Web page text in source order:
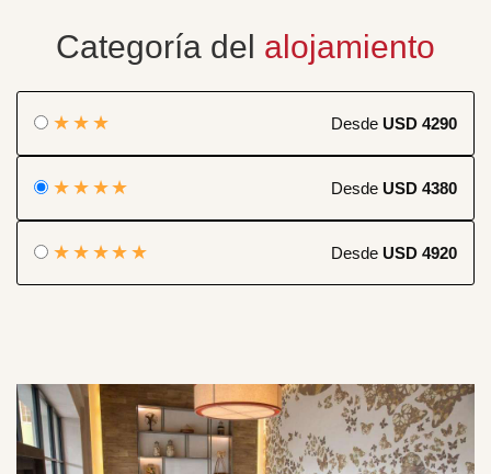
Categoría del alojamiento
★★★ Desde USD 4290
★★★★ Desde USD 4380
★★★★★ Desde USD 4920